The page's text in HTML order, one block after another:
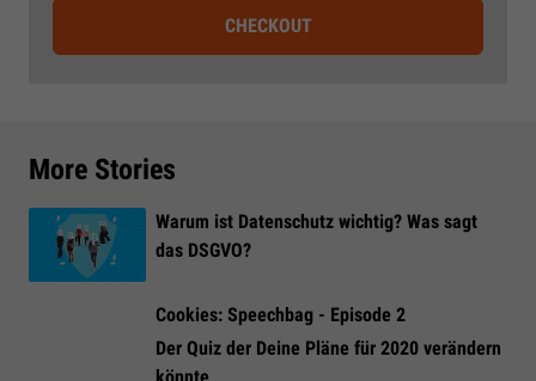
CHECKOUT
More Stories
Warum ist Datenschutz wichtig? Was sagt
das DSGVO?
Cookies: Speechbag - Episode 2
Der Quiz der Deine Pläne für 2020 verändern